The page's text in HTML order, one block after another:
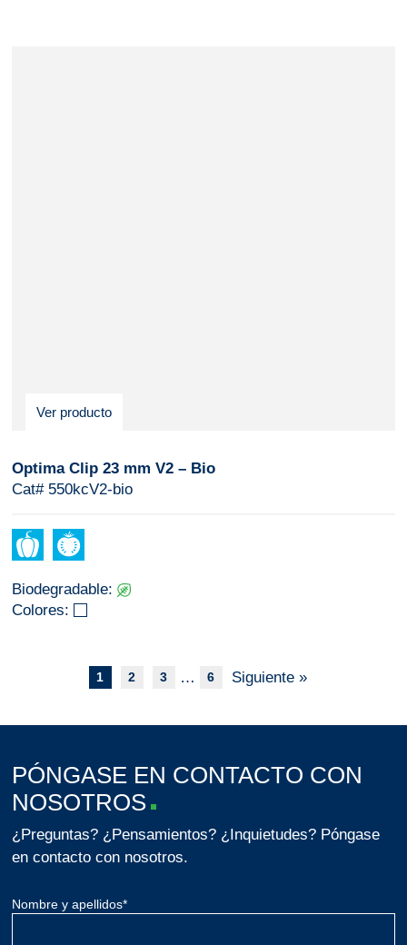
Ver producto
Optima Clip 23 mm V2 – Bio
Cat# 550kcV2-bio
Biodegradable:
Colores:
1 2 3 … 6 Siguiente »
PÓNGASE EN CONTACTO CON
NOSOTROS
¿Preguntas? ¿Pensamientos? ¿Inquietudes? Póngase
en contacto con nosotros.
Nombre y apellidos*